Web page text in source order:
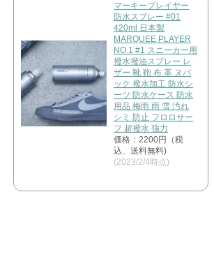
マーキープレイヤー
防水スプレー #01
420ml 日本製
MARQUEE PLAYER
NO.1 #1 スニーカー用
撥水撥油スプレー レ
ザー 靴 鞄 布 革 ヌバ
ック 撥水加工 防水シ
ーツ 防水ケース 防水
用品 梅雨 雨 雪 汚れ
シミ 防止 フロロサー
フ 超撥水 強力
価格：2200円（税
込、送料無料)
(2023/2/4時点)